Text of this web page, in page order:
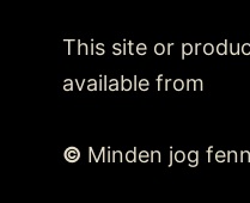
This site or
available from
© Minden jog